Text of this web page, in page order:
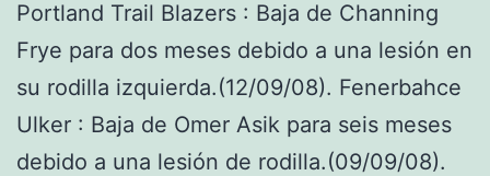
Portland Trail Blazers : Baja de Channing
Frye para dos meses debido a una lesión en
su rodilla izquierda.(12/09/08). Fenerbahce
Ulker : Baja de Omer Asik para seis meses
debido a una lesión de rodilla.(09/09/08).